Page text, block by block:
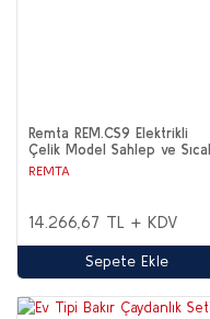
Remta REM.CS9 Elektrikli
Çelik Model Sahlep ve
Çikolata Isıtıcı Gold 5 LT
REMTA
14.266,67 TL + KDV
Sepete Ekle